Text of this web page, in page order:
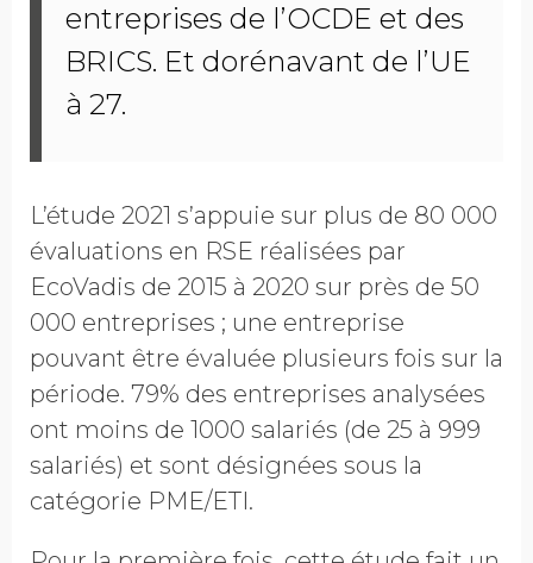
entreprises de l’OCDE et des
BRICS. Et dorénavant de l’UE
à 27.
L’étude 2021 s’appuie sur plus de 80 000
évaluations en RSE réalisées par
EcoVadis de 2015 à 2020 sur près de 50
000 entreprises ; une entreprise
pouvant être évaluée plusieurs fois sur la
période. 79% des entreprises analysées
ont moins de 1000 salariés (de 25 à 999
salariés) et sont désignées sous la
catégorie PME/ETI.